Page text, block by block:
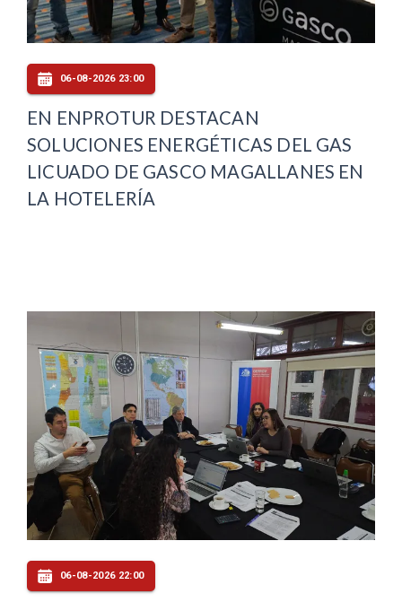
06-08-2026 23:00
EN ENPROTUR DESTACAN
SOLUCIONES ENERGÉTICAS DEL GAS
LICUADO DE GASCO MAGALLANES EN
LA HOTELERÍA
06-08-2026 22:00